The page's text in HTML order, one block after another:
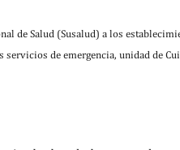
de Salud (Susalud) a los
de emergencia, unidad de